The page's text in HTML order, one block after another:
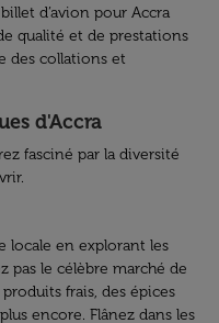
d’avion pour Accra
qualité et de prestations
des collations et
d'Accra
fasciné par la diversité
locale en explorant les
pas le célèbre marché de
frais, des épices
encore. Flânez dans les